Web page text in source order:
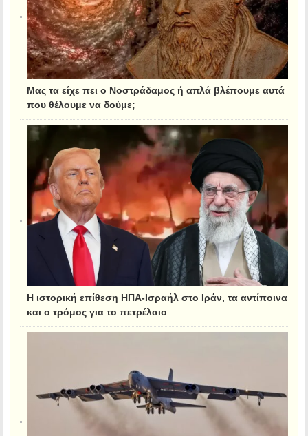
Μας τα είχε πει ο Νοστράδαμος ή απλά βλέπουμε αυτά
που θέλουμε να δούμε;
Η ιστορική επίθεση ΗΠΑ-Ισραήλ στο Ιράν, τα αντίποινα
και ο τρόμος για το πετρέλαιο